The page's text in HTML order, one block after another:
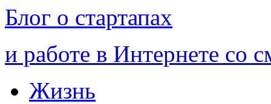
Блог о стартапах
и работе в Интернете со
Жизнь